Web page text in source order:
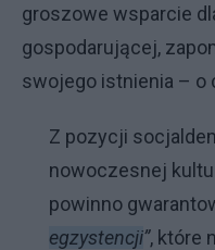
groszowe wsparcie
gospodarującej,
swojego istnienia – o
Z pozycji
nowoczesnej
powinno
egzystencji”, które